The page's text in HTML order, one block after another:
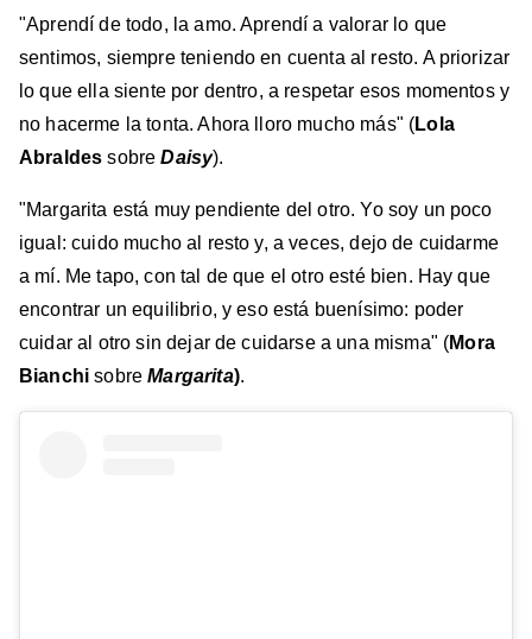
"Aprendí de todo, la amo. Aprendí a valorar lo que
sentimos, siempre teniendo en cuenta al resto. A priorizar
lo que ella siente por dentro, a respetar esos momentos y
no hacerme la tonta. Ahora lloro mucho más" (Lola
Abraldes sobreDaisy).
"Margarita está muy pendiente del otro. Yo soy un poco
igual: cuido mucho al resto y, a veces, dejo de cuidarme
a mí. Me tapo, con tal de que el otro esté bien. Hay que
encontrar un equilibrio, y eso está buenísimo: poder
cuidar al otro sin dejar de cuidarse a una misma" (Mora
Bianchisobre Margarita).